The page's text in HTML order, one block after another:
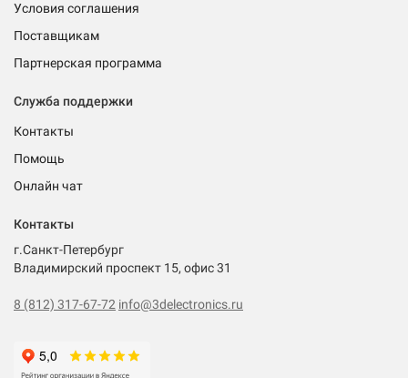
Условия соглашения
Поставщикам
Партнерская программа
Служба поддержки
Контакты
Помощь
Онлайн чат
Контакты
г.Санкт-Петербург
Владимирский проспект 15, офис 31
8 (812) 317-67-72 info@3delectronics.ru